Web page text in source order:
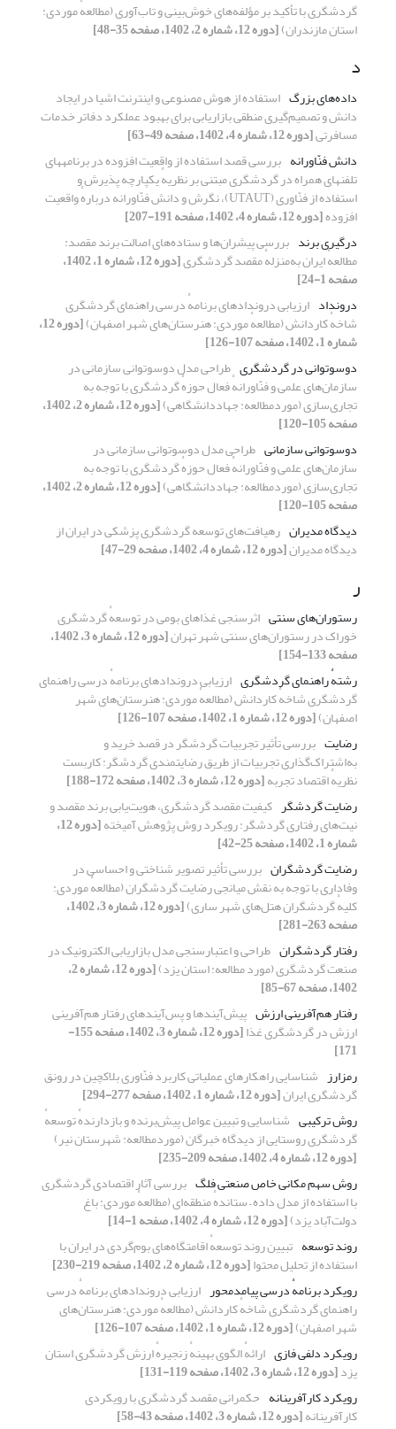
گردشگری با تأکید بر مؤلفه‌های خوش‌بینی و تاب‌آوری (مطالعهٔ موردی:
استان مازندران)[دوره 12، شماره 2، 1402، صفحه 35-48]
د
داده‌های بزرگ استفاده از هوش مصنوعی و اینترنت اشیا در ایجاد
دانش و تصمیم‌گیری منطقی بازاریابی برای بهبود عملکرد دفاتر خدمات
مسافرتی[دوره 12، شماره 4، 1402، صفحه 49-63]
دانش فنّاورانه بررسی قصد استفاده از واقعیت افزوده در برنامه‏های
تلفن‏های همراه در گردشگری مبتنی بر ‌نظریهٔ یکپارچه پذیرش و
استفاده از فنّاوری (UTAUT)، نگرش و دانش فنّاورانه دربارهٔ واقعیت
افزوده[دوره 12، شماره 4، 1402، صفحه 191-207]
درگیری برند بررسی پیشران‌ها و ستاده‌های اصالت برند مقصد:
مطالعهٔ ایران به‌منزلهٔ مقصد گردشگری [دوره 12، شماره 1، 1402،
صفحه 1-24]
درونداد ارزیابی دروندادهای برنامهٔ درسی راهنمای گردشگری
شاخهٔ کاردانش (مطالعهٔ موردی: هنرستان‌های شهر اصفهان) [دوره 12،
شماره 1، 1402، صفحه 107-126]
دوسوتوانی در گردشگری طراحی مدل دوسوتوانی سازمانی در
سازمان‌های علمی و فنّاورانهٔ فعال حوزهٔ گردشگری با توجه به
تجاری‌سازی (موردمطالعه: جهاددانشگاهی) [دوره 12، شماره 2، 1402،
صفحه 105-120]
دوسوتوانی سازمانی طراحی مدل دوسوتوانی سازمانی در
سازمان‌های علمی و فنّاورانهٔ فعال حوزهٔ گردشگری با توجه به
تجاری‌سازی (موردمطالعه: جهاددانشگاهی) [دوره 12، شماره 2، 1402،
صفحه 105-120]
دیدگاه مدیران رهیافت‌های توسعه گردشگری پزشکی در ایران از
دیدگاه مدیران[دوره 12، شماره 4، 1402، صفحه 29-47]
ر
رستوران‌های ‌سنتی اثرسنجی غذاهای بومی در توسعهٔ گردشگری
خوراک در رستوران‌های سنتی شهر تهران [دوره 12، شماره 3، 1402،
صفحه 133-154]
رشتهٔ راهنمای گردشگری ارزیابی دروندادهای برنامهٔ درسی راهنمای
گردشگری شاخهٔ کاردانش (مطالعهٔ موردی: هنرستان‌های شهر
اصفهان)[دوره 12، شماره 1، 1402، صفحه 107-126]
رضایت بررسی تأثیر تجربیات گردشگر در قصد خرید و
به‌اشتراک‌گذاری تجربیات از طریق رضایتمندی گردشگر: کاربست
نظریهٔ اقتصاد تجربه[دوره 12، شماره 3، 1402، صفحه 172-188]
رضایت گردشگر کیفیت مقصد گردشگری، هویت‌یابی برند مقصد و
نیت‌های رفتاری گردشگر: رویکرد روش پژوهش آمیخته [دوره 12،
شماره 1، 1402، صفحه 25-42]
رضایت گردشگران بررسی تأثیر تصویر شناختی و احساسی در
وفاداری با توجه به نقش میانجی رضایت گردشگران (مطالعهٔ موردی:
کلیهٔ گردشگران هتل‌های شهر ساری) [دوره 12، شماره 3، 1402،
صفحه 263-281]
رفتار گردشگران طراحی و اعتبارسنجی مدل بازاریابی الکترونیک در
صنعت گردشگری (مورد مطالعه: استان یزد) [دوره 12، شماره 2،
1402، صفحه 67-85]
رفتار هم‌آفرینی ارزش پیش‌آیند‌ها و پس‌آیندهای رفتار هم‌آفرینی
ارزش در گردشگری غذا [دوره 12، شماره 3، 1402، صفحه 155-
171]
رمزارز شناسایی راهکارهای عملیاتی کاربرد فنّاوری بلاکچین در رونق
گردشگری ایران[دوره 12، شماره 1، 1402، صفحه 277-294]
روش ترکیبی شناسایی و تبیین عوامل پیش‌برنده و بازدارندهٔ توسعهٔ
گردشگری روستایی از دیدگاه خبرگان (موردمطالعه: شهرستان نیر)
[دوره 12، شماره 4، 1402، صفحه 209-235]
روش سهم مکانی خاص صنعتی فلگ بررسی آثار اقتصادی گردشگری
با استفاده از مدل داده – ستاندهٔ منطقه‌ای (مطالعهٔ موردی: باغ
دولت‌آباد یزد)[دوره 12، شماره 4، 1402، صفحه 1-14]
روند توسعه تبیین روند توسعهٔ اقامتگاه‌های بوم‌گردی در ایران با
استفاده از تحلیل محتوا[دوره 12، شماره 2، 1402، صفحه 219-230]
رویکرد برنامهٔ درسی پیامدمحور ارزیابی دروندادهای برنامهٔ درسی
راهنمای گردشگری شاخهٔ کاردانش (مطالعهٔ موردی: هنرستان‌های
شهر اصفهان)[دوره 12، شماره 1، 1402، صفحه 107-126]
رویکرد دلفی فازی ارائهٔ الگوی بهینهٔ زنجیرهٔ ارزش گردشگری استان
یزد[دوره 12، شماره 3، 1402، صفحه 119-131]
رویکرد کارآفرینانه حکمرانی مقصد گردشگری با رویکردی
کارآفرینانه[دوره 12، شماره 3، 1402، صفحه 43-58]